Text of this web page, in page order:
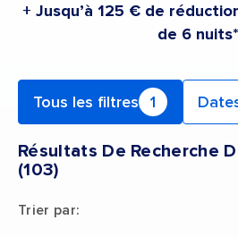
+ Jusqu’à 125 € de
de 6 nuits*
Tous les filtres 1
Résultats De Recherche
(103)
Trier par: